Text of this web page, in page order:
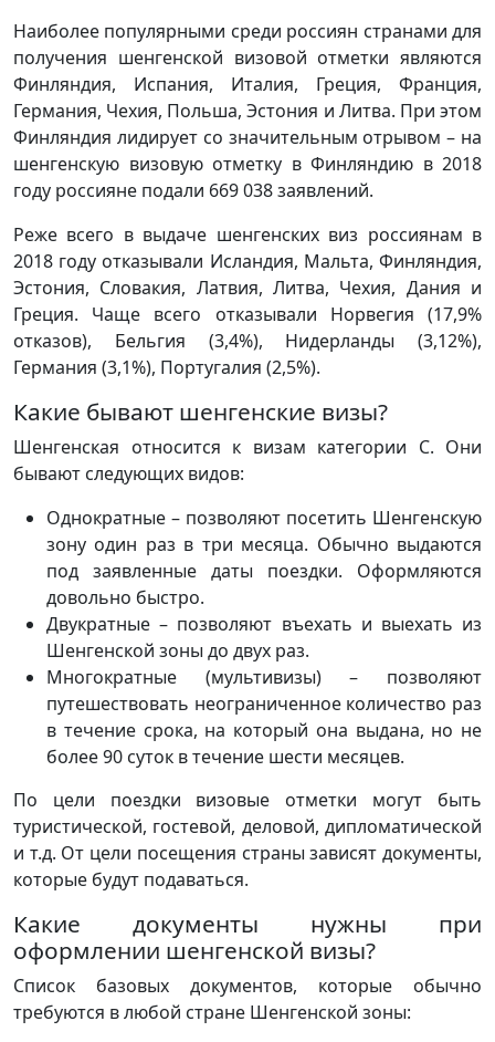
Наиболее популярными среди россиян странами для
получения шенгенской визовой отметки являются
Финляндия, Испания, Италия, Греция, Франция,
Германия, Чехия, Польша, Эстония и Литва. При этом
Финляндия лидирует со значительным отрывом – на
шенгенскую визовую отметку в Финляндию в 2018
году россияне подали 669 038 заявлений.
Реже всего в выдаче шенгенских виз россиянам в
2018 году отказывали Исландия, Мальта, Финляндия,
Эстония, Словакия, Латвия, Литва, Чехия, Дания и
Греция. Чаще всего отказывали Норвегия (17,9%
отказов), Бельгия (3,4%), Нидерланды (3,12%),
Германия (3,1%), Португалия (2,5%).
Какие бывают шенгенские визы?
Шенгенская относится к визам категории С. Они
бывают следующих видов:
Однократные – позволяют посетить Шенгенскую
зону один раз в три месяца. Обычно выдаются
под заявленные даты поездки. Оформляются
довольно быстро.
Двукратные – позволяют въехать и выехать из
Шенгенской зоны до двух раз.
Многократные (мультивизы) – позволяют
путешествовать неограниченное количество раз
в течение срока, на который она выдана, но не
более 90 суток в течение шести месяцев.
По цели поездки визовые отметки могут быть
туристической, гостевой, деловой, дипломатической
и т.д. От цели посещения страны зависят документы,
которые будут подаваться.
Какие документы нужны при
оформлении шенгенской визы?
Список базовых документов, которые обычно
требуются в любой стране Шенгенской зоны: